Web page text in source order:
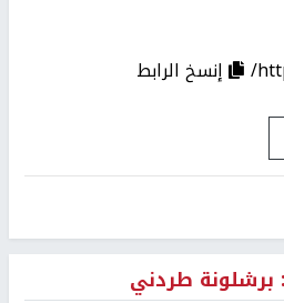
إنسخ الرابط
برشلونة طردني